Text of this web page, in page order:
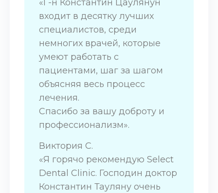
«Г-н Константин Цаулянун
входит в десятку лучших
специалистов, среди
немногих врачей, которые
умеют работать с
пациентами, шаг за шагом
объясняя весь процесс
лечения.
Спасибо за вашу доброту и
профессионализм».
Виктория С.
«Я горячо рекомендую Select
Dental Clinic. Господин доктор
Константин Тауляну очень